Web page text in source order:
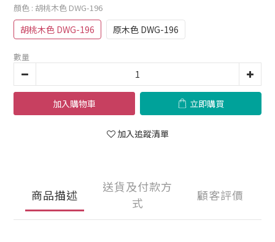
顏色 : 胡桃木色 DWG-196
胡桃木色 DWG-196 原木色 DWG-196
數量
加入購物車 立即購買
加入追蹤清單
商品描述
送貨及付款方
式
顧客評價